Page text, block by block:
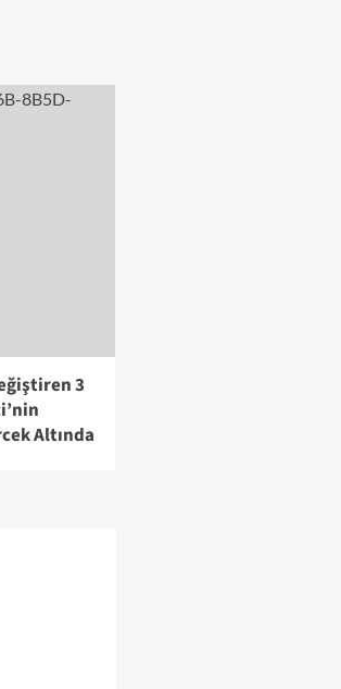
3
Altında